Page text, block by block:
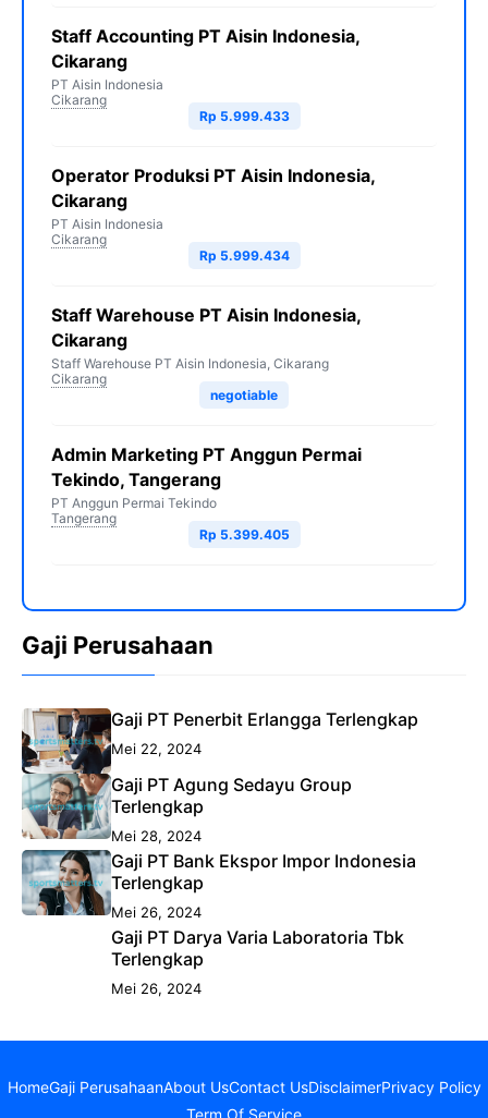
Staff Accounting PT Aisin Indonesia,
Cikarang
PT Aisin Indonesia
Cikarang
Rp 5.999.433
Operator Produksi PT Aisin Indonesia,
Cikarang
PT Aisin Indonesia
Cikarang
Rp 5.999.434
Staff Warehouse PT Aisin Indonesia,
Cikarang
Staff Warehouse PT Aisin Indonesia, Cikarang
Cikarang
negotiable
Admin Marketing PT Anggun Permai
Tekindo, Tangerang
PT Anggun Permai Tekindo
Tangerang
Rp 5.399.405
Gaji Perusahaan
Gaji PT Penerbit Erlangga Terlengkap
Mei 22, 2024
Gaji PT Agung Sedayu Group
Terlengkap
Mei 28, 2024
Gaji PT Bank Ekspor Impor Indonesia
Terlengkap
Mei 26, 2024
Gaji PT Darya Varia Laboratoria Tbk
Terlengkap
Mei 26, 2024
HomeGaji PerusahaanAbout UsContact UsDisclaimerPrivacy Policy
Term Of Service